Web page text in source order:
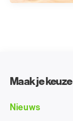
Maak je keuze
Nieuws